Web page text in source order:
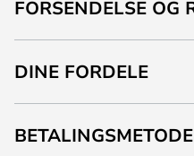
FORSENDELSE OG
DINE FORDELE